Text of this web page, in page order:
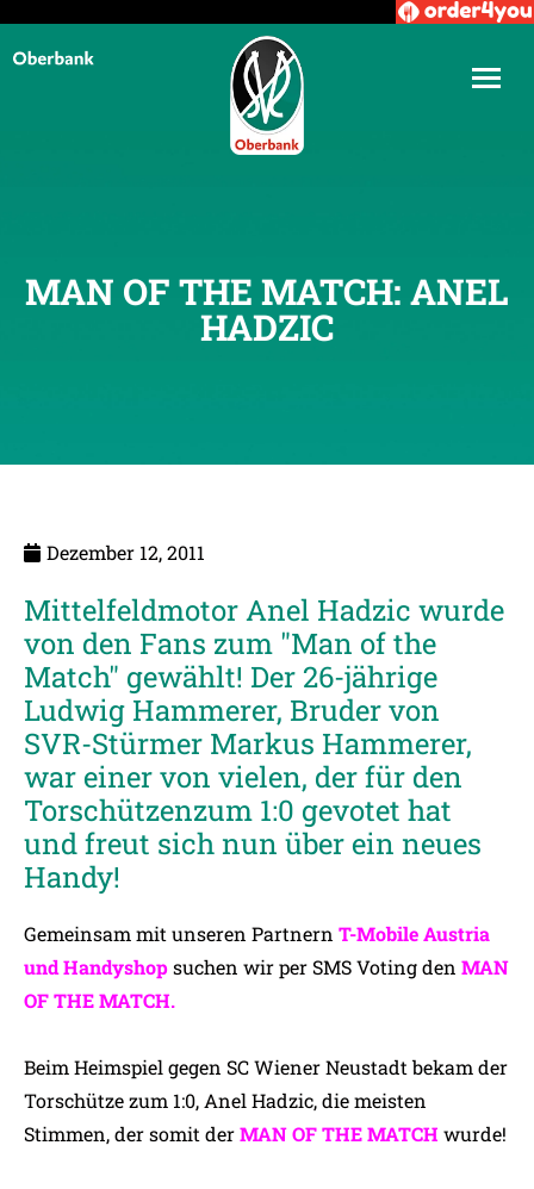
MAN OF THE MATCH: ANEL
HADZIC
Dezember 12, 2011
Mittelfeldmotor Anel Hadzic wurde
von den Fans zum "Man of the
Match" gewählt! Der 26-jährige
Ludwig Hammerer, Bruder von
SVR-Stürmer Markus Hammerer,
war einer von vielen, der für den
Torschützenzum 1:0 gevotet hat
und freut sich nun über ein neues
Handy!
Gemeinsam mit unseren Partnern T-Mobile Austria
und Handyshopsuchen wir per SMS Voting den MAN
OF THE MATCH.
Beim Heimspiel gegen SC Wiener Neustadt bekam der
Torschütze zum 1:0, Anel Hadzic, die meisten
Stimmen, der somit derMAN OF THE MATCH wurde!